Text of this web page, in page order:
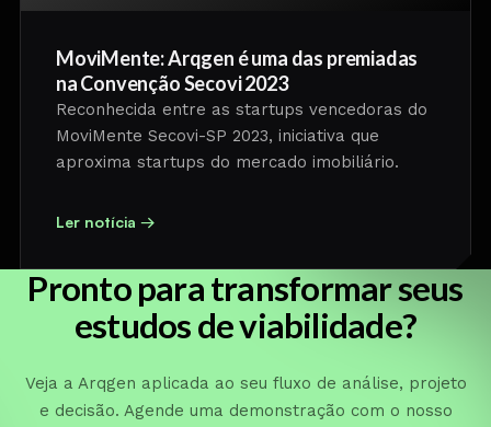
MoviMente: Arqgen é uma das premiadas
na Convenção Secovi 2023
Reconhecida entre as startups vencedoras do
MoviMente Secovi-SP 2023, iniciativa que
aproxima startups do mercado imobiliário.
Ler notícia →
Pronto para transformar seus
estudos de viabilidade?
Veja a Arqgen aplicada ao seu fluxo de análise, projeto
e decisão. Agende uma demonstração com o nosso